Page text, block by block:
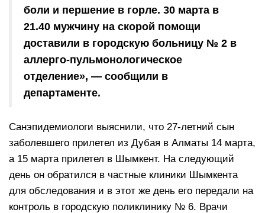
боли и першение в горле. 30 марта в
21.40 мужчину на скорой помощи
доставили в городскую больницу № 2 в
аллерго-пульмонологическое
отделение», — сообщили в
департаменте.
Санэпидемиологи выяснили, что 27-летний сын
заболевшего прилетел из Дубая в Алматы 14 марта,
а 15 марта прилетел в Шымкент. На следующий
день он обратился в частные клиники Шымкента
для обследования и в этот же день его передали на
контроль в городскую поликлинику № 6. Врачи